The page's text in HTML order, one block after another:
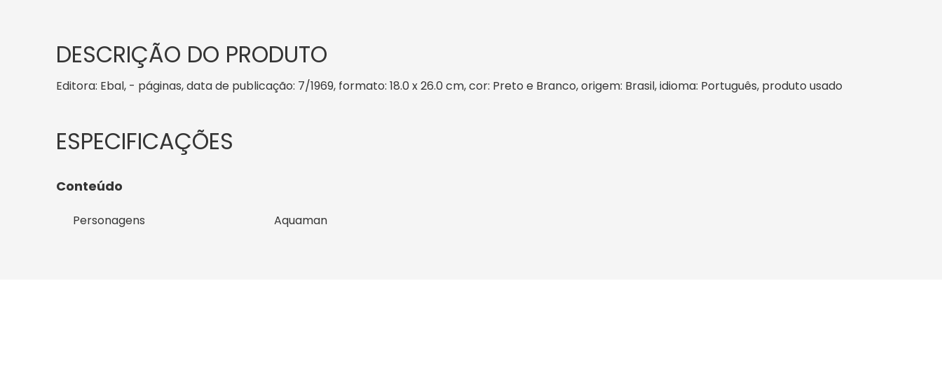
DESCRIÇÃO DO PRODUTO
Editora: Ebal, - páginas, data de publicação: 7/1969, formato: 18.0 x 26.0 cm, cor: Preto e Branco, origem: Brasil, idioma: Português, produto usado
Conteúdo
Personagens Aquaman